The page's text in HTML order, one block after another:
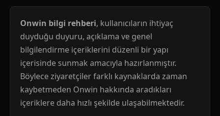
Onwin bilgi rehberi, kullanıcıların ihtiyaç
duyduğu duyuru, açıklama ve genel
bilgilendirme içeriklerini düzenli bir yapı
içerisinde sunmak amacıyla hazırlanmıştır.
Böylece ziyaretçiler farklı kaynaklarda zaman
kaybetmeden Onwin hakkında aradıkları
içeriklere daha hızlı şekilde ulaşabilmektedir.